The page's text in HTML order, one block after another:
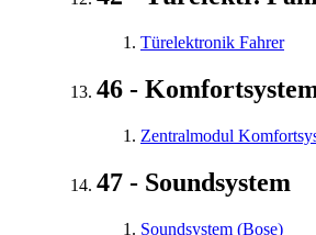
Türelektronik Fahrer
46 -
Zentralmodul
47 - Soundsystem
Soundsystem (Bose)